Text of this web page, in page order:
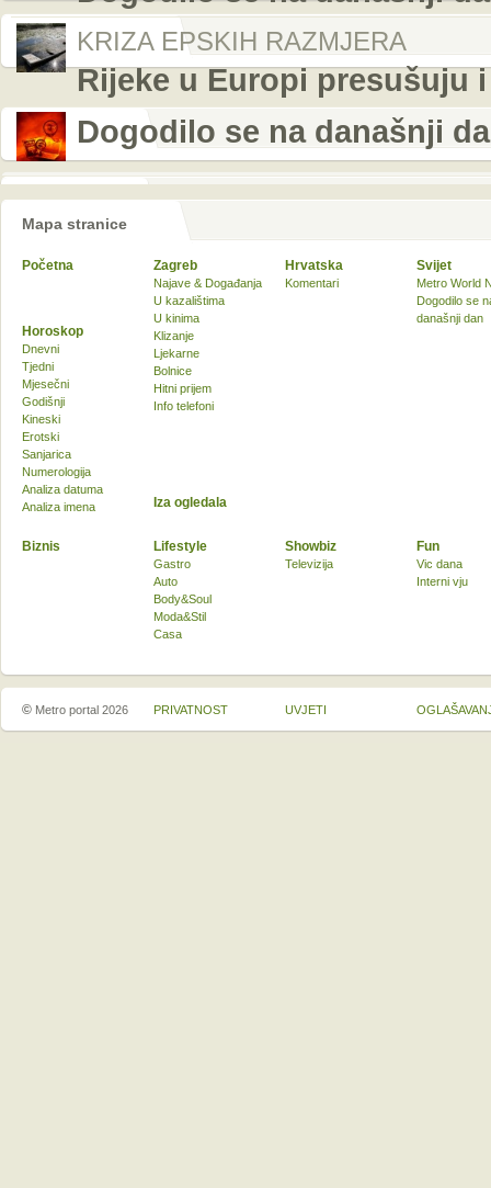
KRIZA EPSKIH RAZMJERA
Rijeke u Europi presušuju
Dogodilo se na današnji
Mapa stranice
Početna Zagreb
Najave & Događanja
U kazalištima
U kinima
Klizanje
Ljekarne
Bolnice
Hitni prijem
Info telefoni
Hrvatska
Komentari
Svijet
Metro World
Dogodilo se
današnji dan
Biznis Lifestyle
Gastro
Auto
Body&Soul
Moda&Stil
Casa
Showbiz
Televizija
Fun
Vic dana
Interni vju
Horoskop
Dnevni
Tjedni
Mjesečni
Godišnji
Kineski
Erotski
Sanjarica
Numerologija
Analiza datuma
Analiza imena
Iza ogledala
© Metro portal 2026 PRIVATNOST UVJETI